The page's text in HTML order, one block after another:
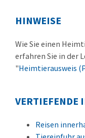
HINWEISE
Wie Sie einen
erfahren Sie in der
"Heimtierausweis
VERTIEFENDE
Reisen